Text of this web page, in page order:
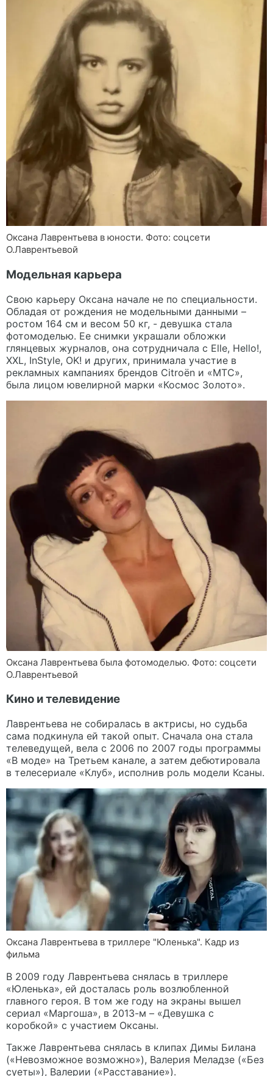
Оксана Лаврентьева в юности. Фото: соцсети
О.Лаврентьевой
Модельная карьера
Свою карьеру Оксана начале не по специальности.
Обладая от рождения не модельными данными –
ростом 164 см и весом 50 кг, - девушка стала
фотомоделью. Ее снимки украшали обложки
глянцевых журналов, она сотрудничала с Elle, Hello!,
XXL, InStyle, OK! и других, принимала участие в
рекламных кампаниях брендов Citroën и «МТС»,
была лицом ювелирной марки «Космос Золото».
Оксана Лаврентьева была фотомоделью. Фото: соцсети
О.Лаврентьевой
Кино и телевидение
Лаврентьева не собиралась в актрисы, но судьба
сама подкинула ей такой опыт. Сначала она стала
телеведущей, вела с 2006 по 2007 годы программы
«В моде» на Третьем канале, а затем дебютировала
в телесериале «Клуб», исполнив роль модели Ксаны.
Оксана Лаврентьева в триллере "Юленька". Кадр из
фильма
В 2009 году Лаврентьева снялась в триллере
«Юленька», ей досталась роль возлюбленной
главного героя. В том же году на экраны вышел
сериал «Маргоша», в 2013-м – «Девушка с
коробкой» с участием Оксаны.
Также Лаврентьева снялась в клипах Димы Билана
(«Невозможное возможно»), Валерия Меладзе («Без
суеты»), Валерии («Расставание»).